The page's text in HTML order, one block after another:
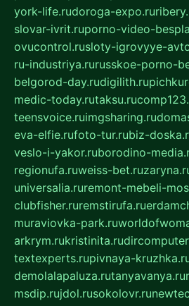
york-life.rudoroga-expo.ru
slovar-ivrit.ruporno-video-
ovucontrol.rusloty-igrovyye-
ru-industriya.rurusskoe-porno-
belgorod-day.rudigilith.ru
medic-today.rutaksu.ru
teensvoice.ruimgsharing.ru
eva-elfie.rufoto-tur.rubiz-
veslo-i-yakor.ruborodino-
regionufa.ruweiss-bet.ru
universalia.ruremont-mebeli-
clubfisher.ruremstirufa.ru
muraviovka-park.ru
arkrym.rukristinita.ru
textexperts.rupivnaya-
demolalapaluza.rutanyavanya.ru
msdip.rujdol.rusokolovr.ru